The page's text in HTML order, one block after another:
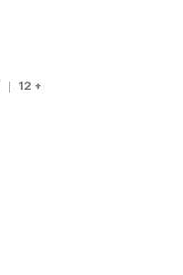
12 +